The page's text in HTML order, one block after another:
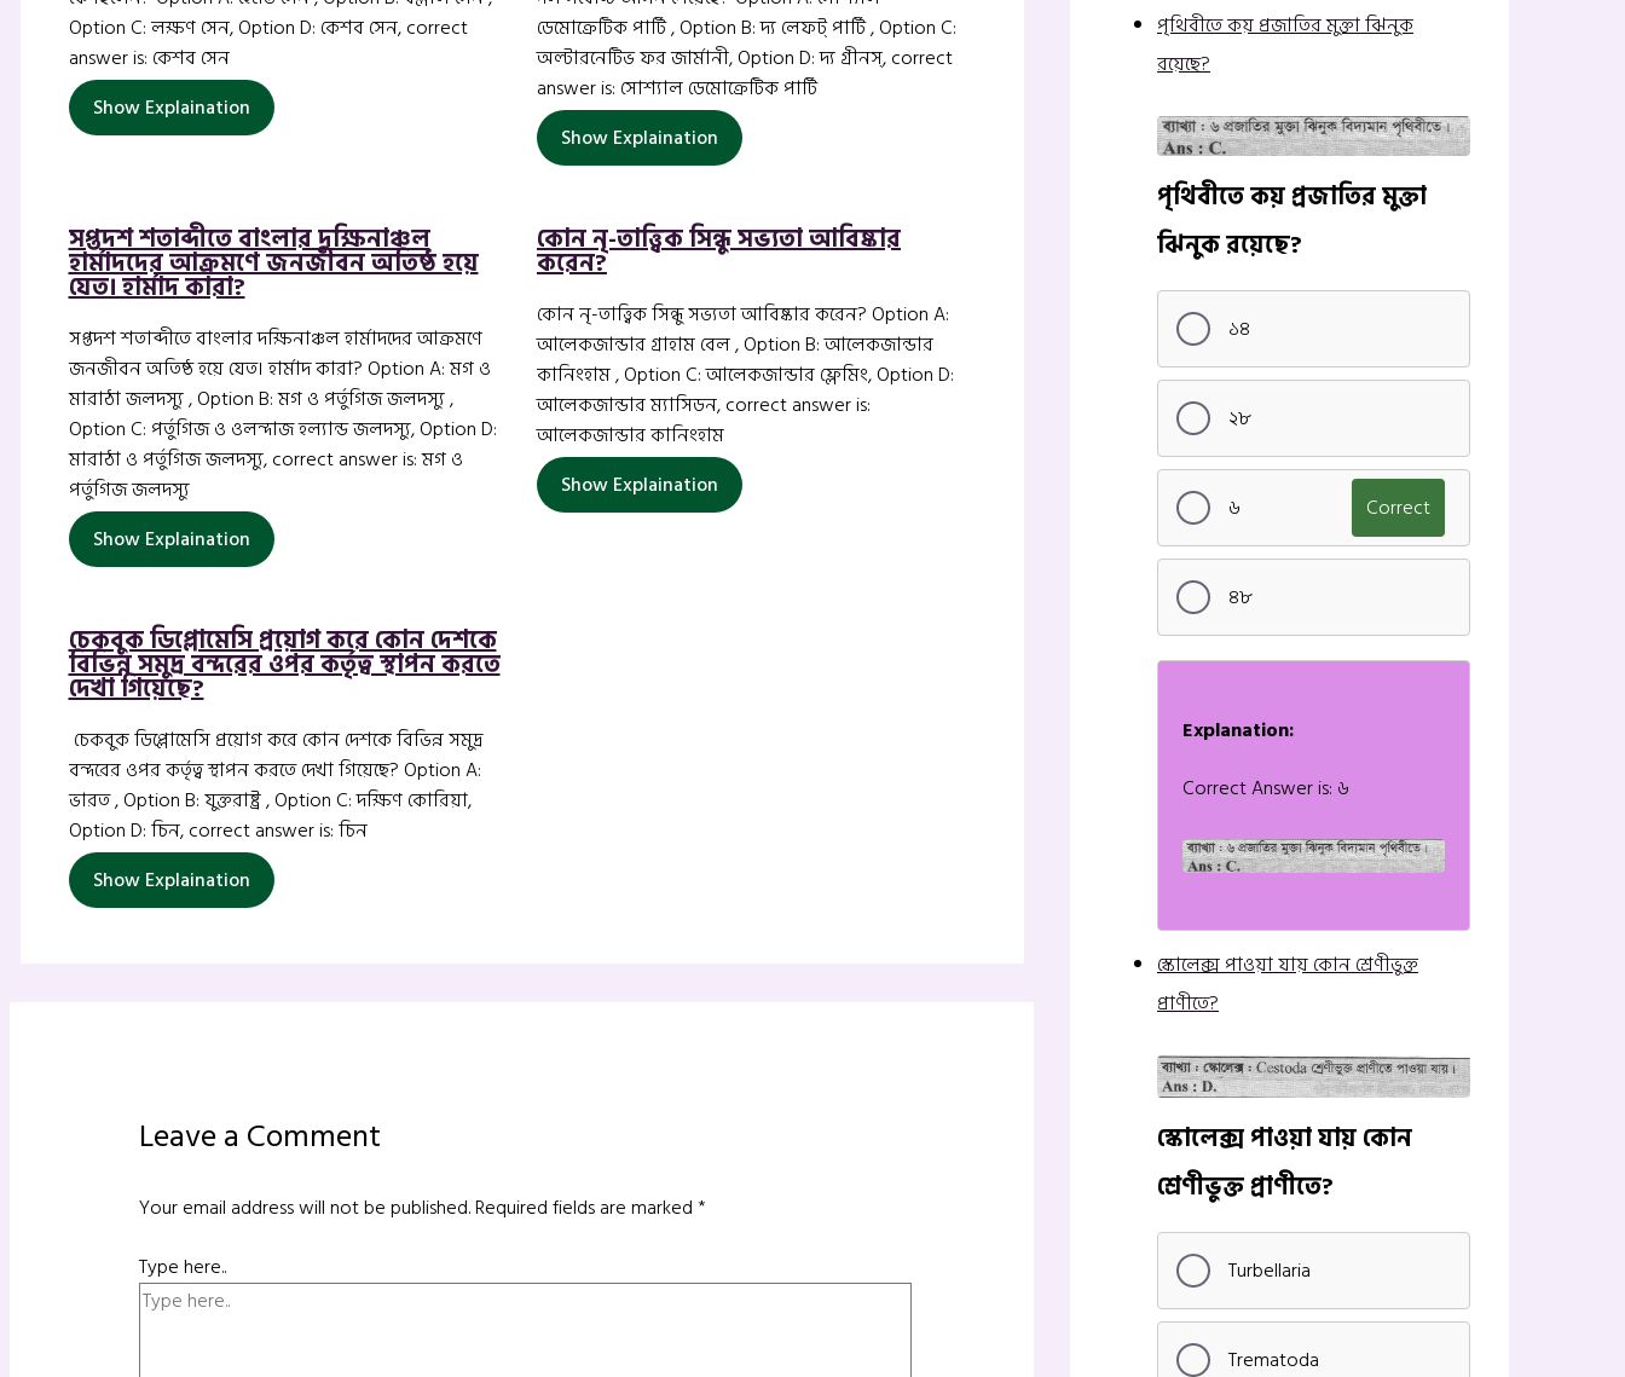
Option C: লক্ষণ সেন, Option D: কেশব সেন, correct
answer is: কেশব সেন
Show Explaination
ডেমোক্রেটিক পার্টি , Option B: দ্য লেফট্ পার্টি , Option C:
অল্টারনেটিভ ফর জার্মানী, Option D: দ্য গ্রীনস্, correct
answer is: সোশ্যাল ডেমোক্রেটিক পার্টি
Show Explaination
সপ্তদশ শতাব্দীতে বাংলার দক্ষিনাঞ্চল
হার্মাদদের আক্রমণে জনজীবন অতিষ্ঠ হয়ে
যেত। হার্মাদ কারা?
সপ্তদশ শতাব্দীতে বাংলার দক্ষিনাঞ্চল হার্মাদদের আক্রমণে
জনজীবন অতিষ্ঠ হয়ে যেত। হার্মাদ কারা? Option A: মগ ও
মারাঠা জলদস্যু , Option B: মগ ও পর্তুগিজ জলদস্যু ,
Option C: পর্তুগিজ ও ওলন্দাজ হল্যান্ড জলদস্যু, Option D:
মারাঠা ও পর্তুগিজ জলদস্যু, correct answer is: মগ ও
পর্তুগিজ জলদস্যু
Show Explaination
কোন নৃ-তাত্ত্বিক সিন্ধু সভ্যতা আবিষ্কার
করেন?
কোন নৃ-তাত্ত্বিক সিন্ধু সভ্যতা আবিষ্কার করেন? Option A:
আলেকজান্ডার গ্রাহাম বেল , Option B: আলেকজান্ডার
কানিংহাম , Option C: আলেকজান্ডার ফ্লেমিং, Option D:
আলেকজান্ডার ম্যাসিডন, correct answer is:
আলেকজান্ডার কানিংহাম
Show Explaination
চেকবুক ডিপ্লোমেসি প্রয়োগ করে কোন দেশকে
বিভিন্ন সমুদ্র বন্দরের ওপর কর্তৃত্ব স্থাপন করতে
দেখা গিয়েছে?
চেকবুক ডিপ্লোমেসি প্রয়োগ করে কোন দেশকে বিভিন্ন সমুদ্র
বন্দরের ওপর কর্তৃত্ব স্থাপন করতে দেখা গিয়েছে? Option A:
ভারত , Option B: যুক্তরাষ্ট্র , Option C: দক্ষিণ কোরিয়া,
Option D: চিন, correct answer is: চিন
Show Explaination
Leave a Comment
Your email address will not be published.Required fields are marked*
Type here..
পৃথিবীতে কয় প্রজাতির মুক্তা ঝিনুক
রয়েছে?
পৃথিবীতে কয় প্রজাতির মুক্তা
ঝিনুক রয়েছে?
১৪
২৮
৬ Correct
৪৮
Explanation:
Correct Answer is: ৬
স্কোলেক্স পাওয়া যায় কোন শ্রেণীভুক্ত
প্রাণীতে?
স্কোলেক্স পাওয়া যায় কোন
শ্রেণীভুক্ত প্রাণীতে?
Turbellaria
Trematoda